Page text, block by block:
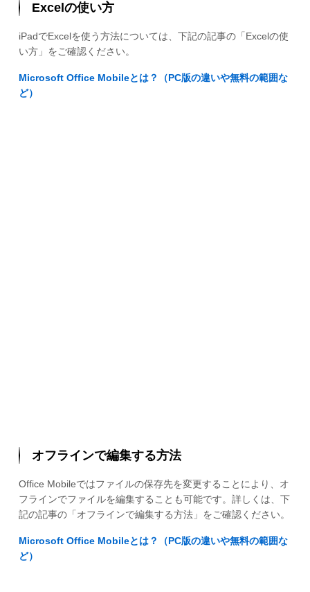
Excelの使い方
iPadでExcelを使う方法については、下記の記事の「Excelの使
い方」をご確認ください。
Microsoft Office Mobileとは？（PC版の違いや無料の範囲な
ど）
オフラインで編集する方法
Office Mobileではファイルの保存先を変更することにより、オ
フラインでファイルを編集することも可能です。詳しくは、下
記の記事の「オフラインで編集する方法」をご確認ください。
Microsoft Office Mobileとは？（PC版の違いや無料の範囲な
ど）